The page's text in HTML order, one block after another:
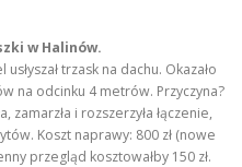
w Halinów.
trzask na dachu. Okazało
na odcinku 4 metrów. Przyczyna?
zamarzła i rozszerzyła łączenie,
Koszt naprawy: 800 zł (nowe
przegląd kosztowałby 150 zł.